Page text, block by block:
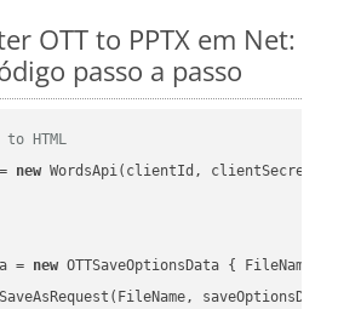
OTT to PPTX em Net:
passo a passo
HTML
new WordsApi(clientId, clientSecret);
= new OTTSaveOptionsData { FileName =
SaveAsRequest(FileName,